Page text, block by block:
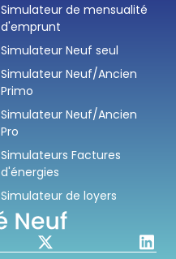
Simulateur de mensualité
d'emprunt
Simulateur Neuf seul
Simulateur Neuf/Ancien
Primo
Simulateur Neuf/Ancien
Pro
Simulateurs Factures
d'énergies
Simulateur de loyers